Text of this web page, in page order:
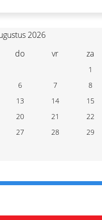
2026
do vr za
1
6 7
8
13 14
15
20 21
22
27 28
29